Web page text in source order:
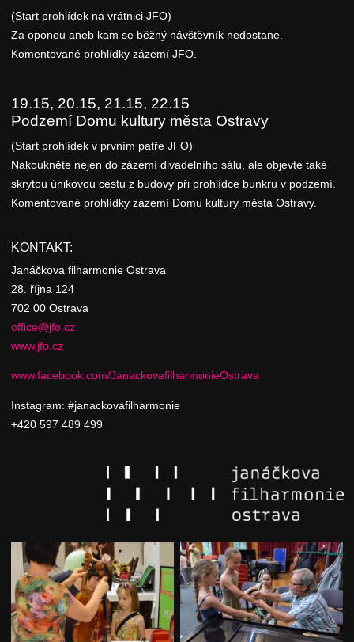
(Start prohlídek na vrátnici JFO)
Za oponou aneb kam se běžný návštěvník nedostane.
Komentované prohlídky zázemí JFO.
19.15, 20.15, 21.15, 22.15
Podzemí Domu kultury města Ostravy
(Start prohlídek v prvním patře JFO)
Nakoukněte nejen do zázemí divadelního sálu, ale objevte také
skrytou únikovou cestu z budovy při prohlídce bunkru v podzemí.
Komentované prohlídky zázemí Domu kultury města Ostravy.
KONTAKT:
Janáčkova filharmonie Ostrava
28. října 124
702 00 Ostrava
office@jfo.cz
www.jfo.cz
www.facebook.com/JanackovafilharmonieOstrava
Instagram: #janackovafilharmonie
+420 597 489 499